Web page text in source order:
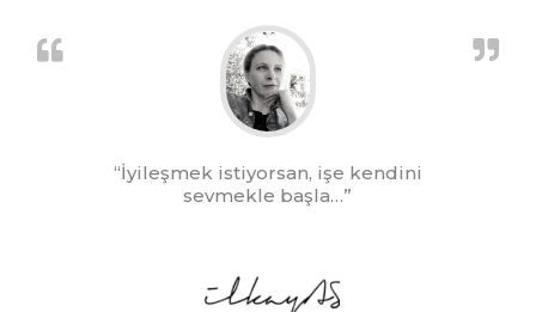
“İyileşmek istiyorsan, işe kendini
sevmekle başla…”